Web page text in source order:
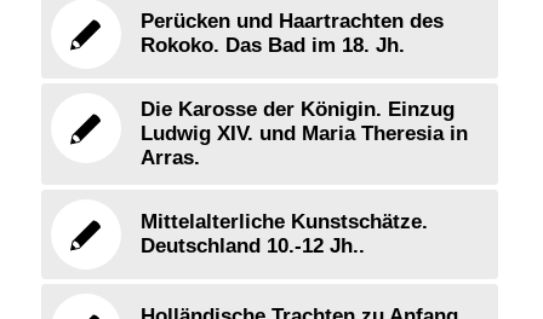
Perücken und Haartrachten des
Rokoko. Das Bad im 18. Jh.
Die Karosse der Königin. Einzug
Ludwig XIV. und Maria Theresia in
Arras.
Mittelalterliche Kunstschätze.
Deutschland 10.-12 Jh..